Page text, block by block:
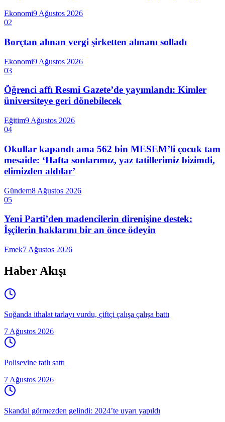
Ekonomi9 Ağustos 2026
02
Borçtan alınan vergi şirketten alınanı solladı
Ekonomi9 Ağustos 2026
03
Öğrenci affı Resmi Gazete’de yayımlandı: Kimler
üniversiteye geri dönebilecek
Eğitim9 Ağustos 2026
04
Okullar kapandı ama 562 bin MESEM’li çocuk tam
mesaide: ‘Hafta sonlarımız, yaz tatillerimiz bizimdi,
elimizden aldılar’
Gündem8 Ağustos 2026
05
Yeni Parti’den madencilerin direnişine destek:
İşçilerin haklarını bir an önce ödeyin
Emek7 Ağustos 2026
Haber Akışı
Soğanda ithalat tarlayı vurdu, çiftçi çalışa çalışa battı
7 Ağustos 2026
Polisevine tatlı sattı
7 Ağustos 2026
Skandal görmezden gelindi: 2024’te uyarı yapıldı